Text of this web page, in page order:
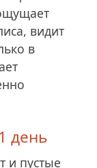
видит
в
день
и пустые